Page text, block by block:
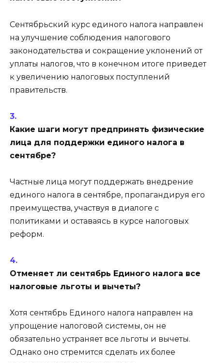
Сентябрьский курс единого налога направлен
на улучшение соблюдения налогового
законодательства и сокращение уклонений от
уплаты налогов, что в конечном итоге приведет
к увеличению налоговых поступлений
правительств.
Какие шаги могут предпринять физические
лица для поддержки единого налога в
сентябре?
Частные лица могут поддержать внедрение
единого налога в сентябре, пропагандируя его
преимущества, участвуя в диалоге с
политиками и оставаясь в курсе налоговых
реформ.
Отменяет ли сентябрь Единого налога все
налоговые льготы и вычеты?
Хотя сентябрь Единого налога направлен на
упрощение налоговой системы, он не
обязательно устраняет все льготы и вычеты.
Однако оно стремится сделать их более